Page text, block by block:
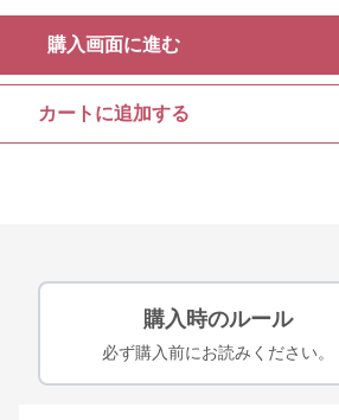
購入画面に進む
カートに追加する
購入時のルール
必ず購入前にお読みください。